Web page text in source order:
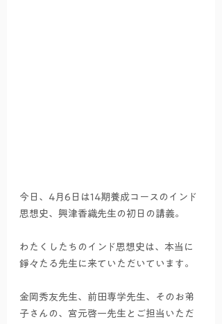
今日、4月6日は14期養成コースのインド
思想史、興津香織先生の初日の講義。
わたくしたちのインド思想史は、本当に
錚々たる先生に来ていただいています。
金岡秀友先生、前田専学先生、そのお弟
子さんの、宮元啓一先生とご担当いただ